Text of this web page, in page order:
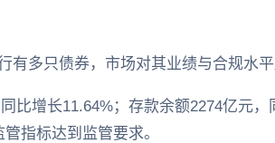
多只债券，市场对其业绩与合规水平
比增长11.64%；存款余额2274亿元
指标达到监管要求。